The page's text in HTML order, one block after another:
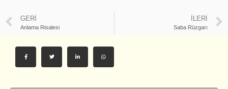
GERI
Anlama Risalesi
İLERI
Saba Rüzgarı